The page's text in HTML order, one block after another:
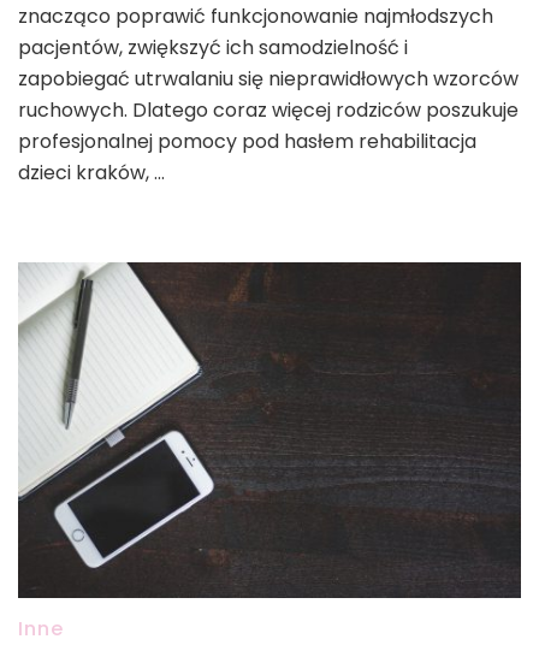
znacząco poprawić funkcjonowanie najmłodszych
pacjentów, zwiększyć ich samodzielność i
zapobiegać utrwalaniu się nieprawidłowych wzorców
ruchowych. Dlatego coraz więcej rodziców poszukuje
profesjonalnej pomocy pod hasłem rehabilitacja
dzieci kraków, …
Inne